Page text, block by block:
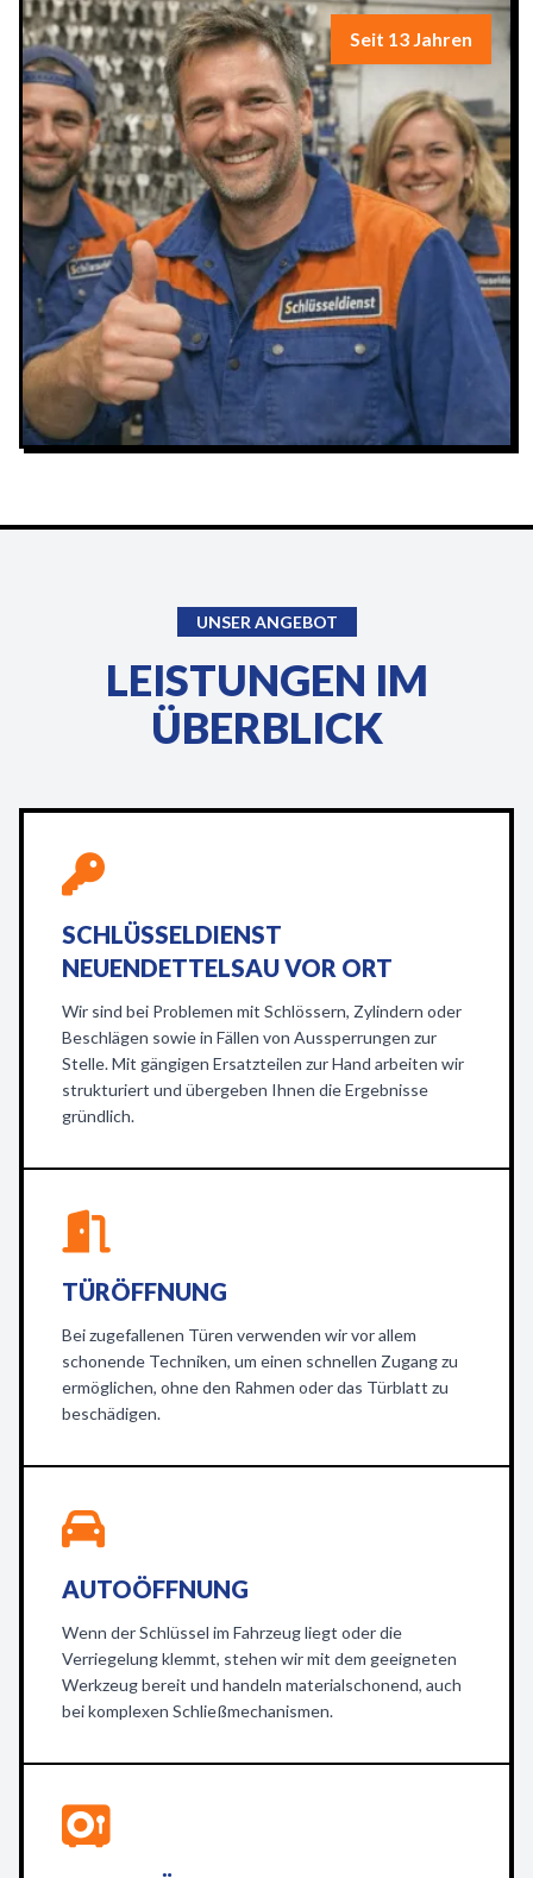
Seit 13 Jahren
UNSER ANGEBOT
LEISTUNGEN IM
ÜBERBLICK
SCHLÜSSELDIENST
NEUENDETTELSAU VOR ORT
Wir sind bei Problemen mit Schlössern, Zylindern oder
Beschlägen sowie in Fällen von Aussperrungen zur
Stelle. Mit gängigen Ersatzteilen zur Hand arbeiten wir
strukturiert und übergeben Ihnen die Ergebnisse
gründlich.
TÜRÖFFNUNG
Bei zugefallenen Türen verwenden wir vor allem
schonende Techniken, um einen schnellen Zugang zu
ermöglichen, ohne den Rahmen oder das Türblatt zu
beschädigen.
AUTOÖFFNUNG
Wenn der Schlüssel im Fahrzeug liegt oder die
Verriegelung klemmt, stehen wir mit dem geeigneten
Werkzeug bereit und handeln materialschonend, auch
bei komplexen Schließmechanismen.